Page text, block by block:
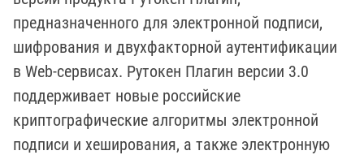
предназначенного для электронной подписи,
шифрования и двухфакторной аутентификации
в Web-сервисах. Рутокен Плагин версии 3.0
поддерживает новые российские
криптографические алгоритмы электронной
подписи и хеширования, а также электронную